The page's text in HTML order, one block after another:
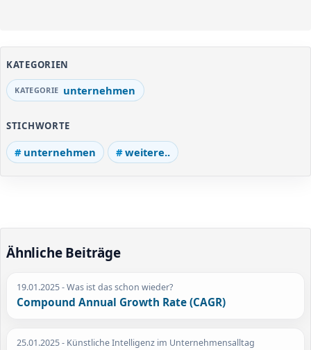
KATEGORIEN
unternehmen
STICHWORTE
unternehmen weitere..
Ähnliche Beiträge
19.01.2025- Was ist das schon wieder?
Compound Annual Growth Rate (CAGR)
25.01.2025- Künstliche Intelligenz im Unternehmensalltag